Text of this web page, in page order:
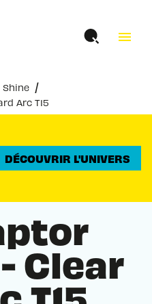
menu
Shine /
Arc T15
DÉCOUVRIR L'UNIVERS
Clear